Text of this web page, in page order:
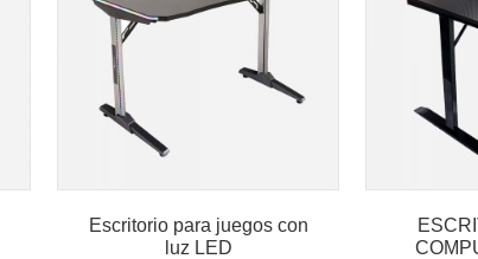
Escritorio para juegos con
luz LED